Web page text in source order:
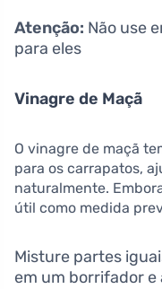
Atenção: Não use
para eles
Vinagre de Maçã
O vinagre de maçã
para os carrapatos,
naturalmente.
útil como medida
Misture partes
em um borrifador e